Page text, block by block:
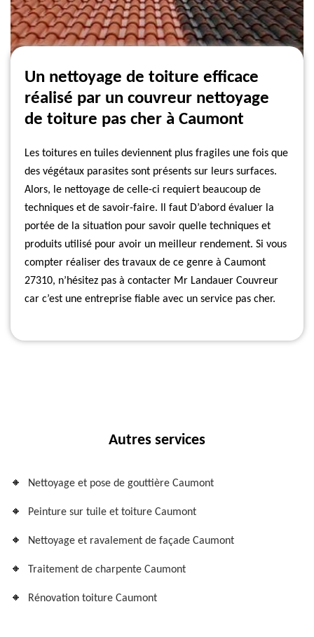
Un nettoyage de toiture efficace
réalisé par un couvreur nettoyage
de toiture pas cher à Caumont
Les toitures en tuiles deviennent plus fragiles une fois que
des végétaux parasites sont présents sur leurs surfaces.
Alors, le nettoyage de celle-ci requiert beaucoup de
techniques et de savoir-faire. Il faut D’abord évaluer la
portée de la situation pour savoir quelle techniques et
produits utilisé pour avoir un meilleur rendement. Si vous
compter réaliser des travaux de ce genre à Caumont
27310, n’hésitez pas à contacter Mr Landauer Couvreur
car c’est une entreprise fiable avec un service pas cher.
Autres services
Nettoyage et pose de gouttière Caumont
Peinture sur tuile et toiture Caumont
Nettoyage et ravalement de façade Caumont
Traitement de charpente Caumont
Rénovation toiture Caumont